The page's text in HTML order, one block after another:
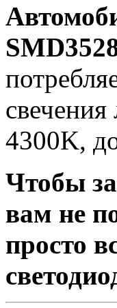
4300K,
Чтобы
вам не
просто